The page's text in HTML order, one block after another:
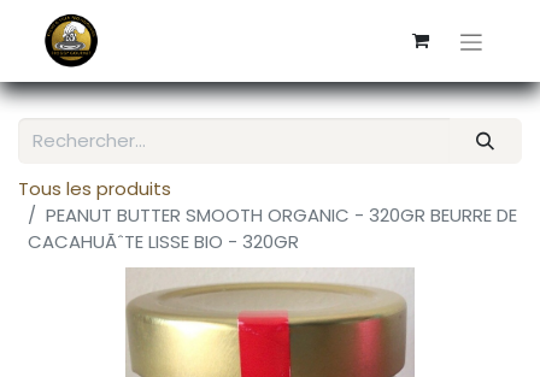
Tous les produits
PEANUT BUTTER SMOOTH ORGANIC - 320GR BEURRE DE
CACAHUÃˆTE LISSE BIO - 320GR